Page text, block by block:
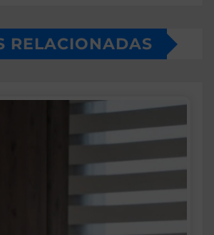
RELACIONADAS